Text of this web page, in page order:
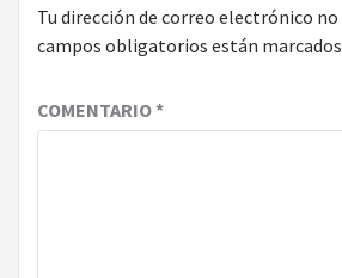
Tu dirección de correo electrónico no
campos obligatorios están
COMENTARIO*